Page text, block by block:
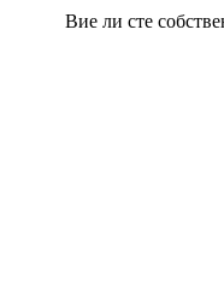
Вие ли сте